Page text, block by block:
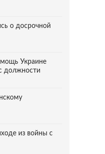
о досрочной
Украине
должности
из войны с